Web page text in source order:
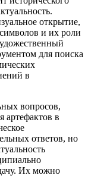
открытие,
и их роли
для поиска
в
вопросов,
артефактов в
ответов, но
Их можно